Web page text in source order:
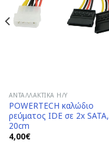
ΑΝΤΑΛΛΑΚΤΙΚΆ H/Y
POWERTECH καλώδιο
ρεύματος IDE σε 2x SATA,
20cm
4,00€